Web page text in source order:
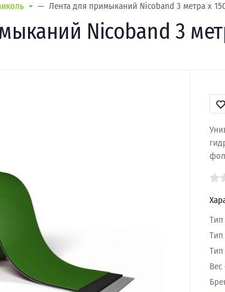
Лента для примыканий Nicoband 3 метра х
Nicoband 3
Тип
Тип
Тип
Вес